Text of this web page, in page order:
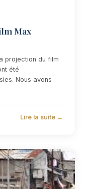
Max
projection du film
été
Nous avons
Lire la suite →